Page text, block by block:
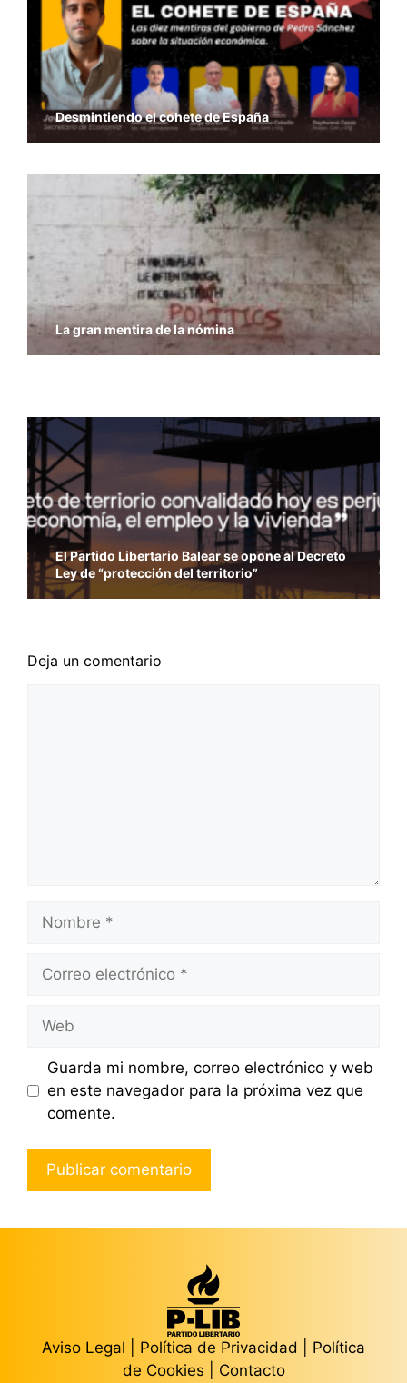
Desmintiendo el cohete de España
La gran mentira de la nómina
Economía y Libertad – Previsiones del PIB del
FMI
El Partido Libertario Balear se opone al Decreto
Ley de “protección del territorio”
Deja un comentario
Nombre
Correo
Web
Guarda mi nombre, correo electrónico y web
en este navegador para la próxima vez que
comente.
Aviso Legal Política de Privacidad
Política
de Cookies
Contacto